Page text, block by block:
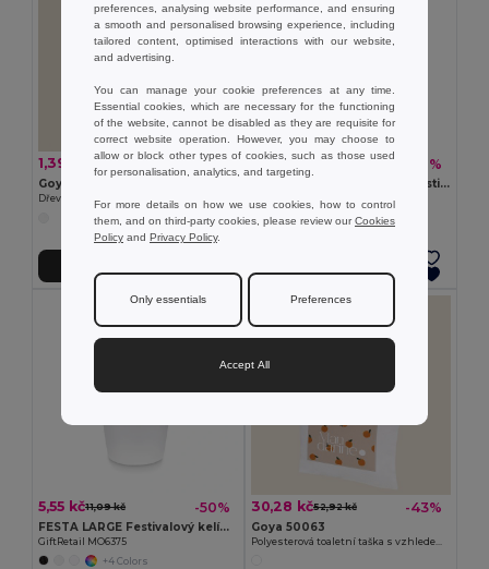
1,39 kč -45%
Goya 50555
3,93 kč -62%
SUORA Přívěsek na klíče z plsti RPET
GiftRetail MO6508
+1 Colors
5,55 kč11,09 kč -50%
FESTA LARGE Festivalový kelímek 300ml
GiftRetail MO6375
+4 Colors
30,28 kč52,92 kč -43%
Goya 50063
Polyesterová toaletní taška s vzhledem bavlny POLY
preferences, analysing website performance, and ensuring
a smooth and personalised browsing experience, including
tailored content, optimised interactions with our website,
and advertising.
You can manage your cookie preferences at any time.
Essential cookies, which are necessary for the functioning
of the website, cannot be disabled as they are requisite for
correct website operation. However, you may choose to
allow or block other types of cookies, such as those used
for personalisation, analytics, and targeting.
For more details on how we use cookies, how to control
them, and on third-party cookies, please review ourCookies
Policy and Privacy Policy.
Only essentials Preferences
Accept All